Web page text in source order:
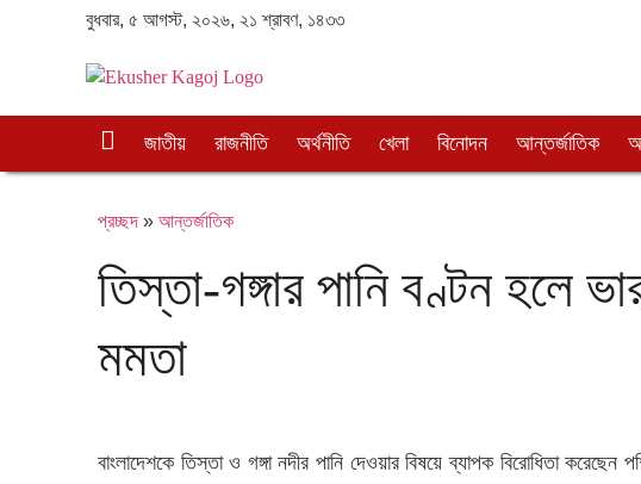
বুধবার, ৫ আগস্ট, ২০২৬, ২১ শ্রাবণ, ১৪৩৩
চ্ছ
জাতীয় রাজনীতি অর্থনীতি খেলা বিনোদন আন্তর্জাতিক
প্রচ্ছদ » আন্তর্জাতিক
তিস্তা-গঙ্গার পানি বণ্টন হলে
মমতা
বাংলাদেশকে তিস্তা ও গঙ্গা নদীর পানি দেওয়ার বিষয়ে ব্যাপক বিরোধিতা করেছেন